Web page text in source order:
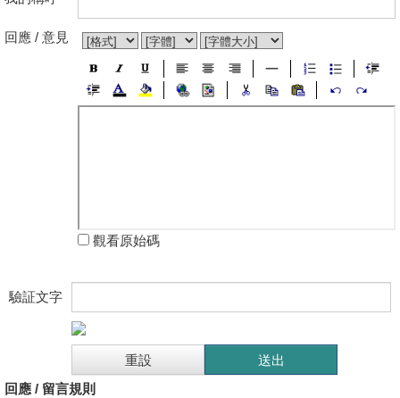
回應 / 意見
觀看原始碼
驗証文字
回應 / 留言規則